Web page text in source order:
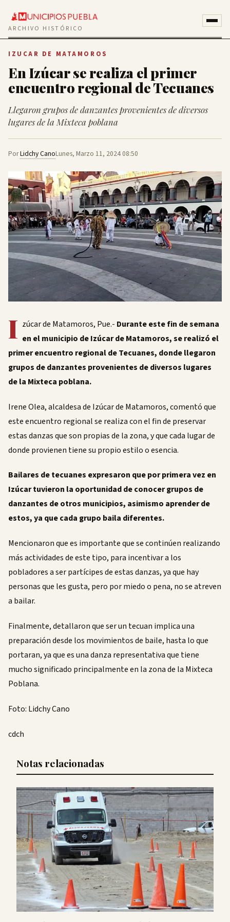
ARCHIVO HISTÓRICO
IZUCAR DE MATAMOROS
En Izúcar se realiza el primer
encuentro regional de Tecuanes
Llegaron grupos de danzantes provenientes de diversos
lugares de la Mixteca poblana
PorLidchy CanoLunes, Marzo 11, 2024 08:50
I zúcar de Matamoros, Pue.- Durante este fin de semana
en el municipio de Izúcar de Matamoros, se realizó el
primer encuentro regional de Tecuanes, donde llegaron
grupos de danzantes provenientes de diversos lugares
de la Mixteca poblana.
Irene Olea, alcaldesa de Izúcar de Matamoros, comentó que
este encuentro regional se realiza con el fin de preservar
estas danzas que son propias de la zona, y que cada lugar de
donde provienen tiene su propio estilo o esencia.
Bailares de tecuanes expresaron que por primera vez en
Izúcar tuvieron la oportunidad de conocer grupos de
danzantes de otros municipios, asimismo aprender de
estos, ya que cada grupo baila diferentes.
Mencionaron que es importante que se continúen realizando
más actividades de este tipo, para incentivar a los
pobladores a ser partícipes de estas danzas, ya que hay
personas que les gusta, pero por miedo o pena, no se atreven
a bailar.
Finalmente, detallaron que ser un tecuan implica una
preparación desde los movimientos de baile, hasta lo que
portaran, ya que es una danza representativa que tiene
mucho significado principalmente en la zona de la Mixteca
Poblana.
Foto: Lidchy Cano
cdch
Notas relacionadas